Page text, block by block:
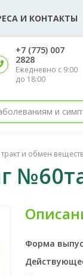
И КОНТАКТЫ
‎+7 (775) 007
2828
Ежедневно с 9:00
до 18:00
и обмен веществ
Форма